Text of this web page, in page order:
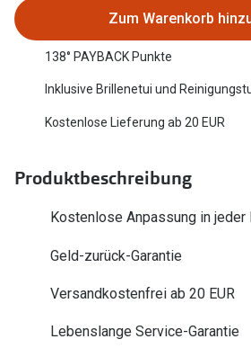
Nuance Audio Brille
Ray-Ban Meta
Oakley Meta
Brillentrends 2026
Brillenglas Typen
Transitions Gläser
Blaulichtfilter
Zum Warenkorb
138° PAYBACK Punkte
Inklusive Brillenetui und
Kostenlose Lieferung ab 20 EUR
Produktbeschreibung
Kostenlose Anpassung in jeder
Geld-zurück-Garantie
Versandkostenfrei ab 20 EUR
Lebenslange Service-Garantie